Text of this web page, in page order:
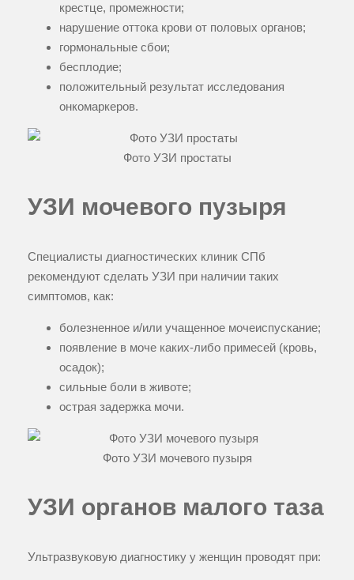
крестце, промежности;
нарушение оттока крови от половых органов;
гормональные сбои;
бесплодие;
положительный результат исследования
онкомаркеров.
Фото УЗИ простаты
УЗИ мочевого пузыря
Специалисты диагностических клиник СПб
рекомендуют сделать УЗИ при наличии таких
симптомов, как:
болезненное и/или учащенное мочеиспускание;
появление в моче каких-либо примесей (кровь,
осадок);
сильные боли в животе;
острая задержка мочи.
Фото УЗИ мочевого пузыря
УЗИ органов малого таза
Ультразвуковую диагностику у женщин проводят при: